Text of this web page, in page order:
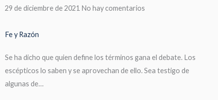
29 de diciembre de 2021 No hay comentarios
Fe y Razón
Se ha dicho que quien define los términos gana el debate. Los
escépticos lo saben y se aprovechan de ello. Sea testigo de
algunas de…